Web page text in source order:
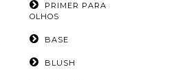
PRIMER PARA
OLHOS
BASE
BLUSH